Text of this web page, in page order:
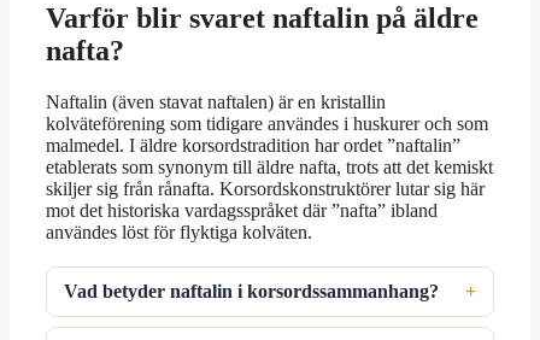
Varför blir svaret naftalin på äldre
nafta?
Naftalin (även stavat naftalen) är en kristallin
kolväteförening som tidigare användes i huskurer och som
malmedel. I äldre korsordstradition har ordet ”naftalin”
etablerats som synonym till äldre nafta, trots att det kemiskt
skiljer sig från rånafta. Korsordskonstruktörer lutar sig här
mot det historiska vardagsspråket där ”nafta” ibland
användes löst för flyktiga kolväten.
Vad betyder naftalin i korsordssammanhang?